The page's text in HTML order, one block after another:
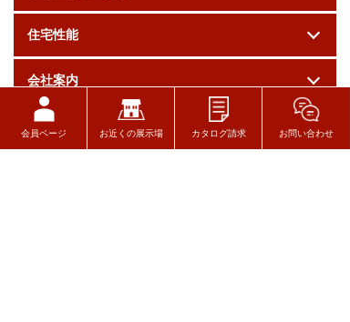
住宅性能
会社案内
採用情報
会員ページ お近くの展示場 カタログ請求 お問い合わせ